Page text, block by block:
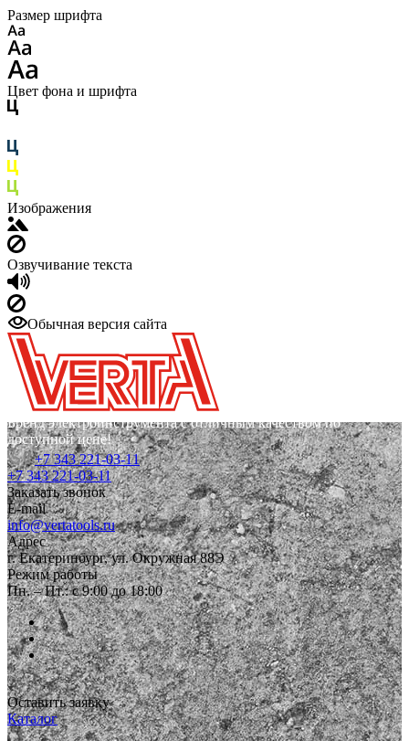
Размер шрифта
Цвет фона и шрифта
Изображения
Озвучивание текста
Обычная версия сайта
Бренд электроинструмента с отличным качеством по
доступной цене!
+7 343 221-03-11
+7 343 221-03-11
Заказать звонок
E-mail
info@vertatools.ru
Адрес
г. Екатеринбург, ул. Окружная 88Э
Режим работы
Пн. – Пт.: с 9:00 до 18:00
Оставить заявку
Каталог